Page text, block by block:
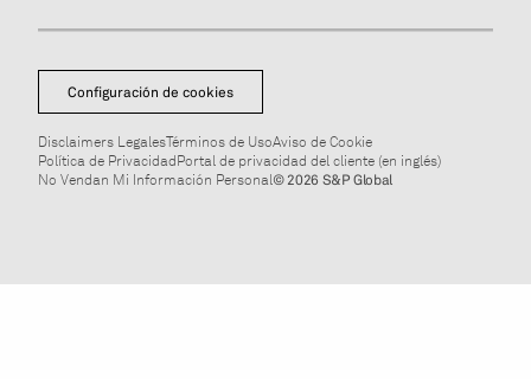
Configuración de cookies
Disclaimers LegalesTérminos de UsoAviso de Cookie
Política de PrivacidadPortal de privacidad del cliente (en inglés)
No Vendan Mi Información Personal© 2026 S&P Global